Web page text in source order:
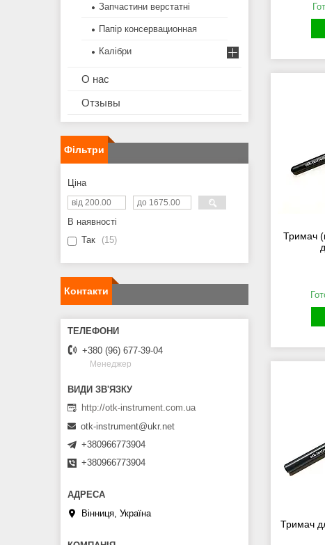
Тримач
Тримач
Запчастини верстатні
Папір консервационная
Калібри
О нас
Отзывы
Фільтри
Ціна
В наявності
Так
15
Контакти
+380 (96) 677-39-04
Менеджер
http://otk-instrument.com.ua
otk-instrument@ukr.net
+380966773904
+380966773904
Вінниця, Україна